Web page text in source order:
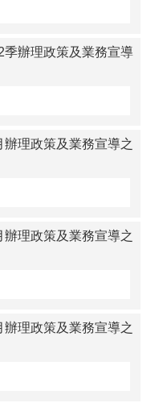
辦理政策及業務宣導
理政策及業務宣導之
理政策及業務宣導之
理政策及業務宣導之